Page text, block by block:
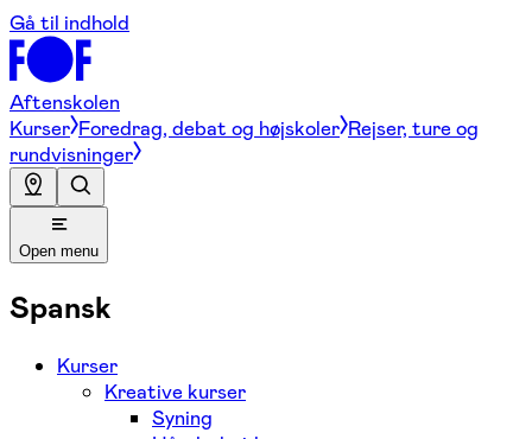
Gå til indhold
Aftenskolen
Kurser Foredrag, debat og højskoler Rejser, ture og
rundvisninger
Open menu
Spansk
Kurser
Kreative kurser
Syning